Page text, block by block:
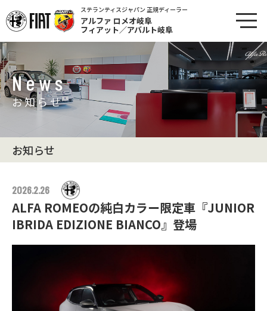
ステランティスジャパン 正規ディーラー
アルファ ロメオ岐阜
フィアット／アバルト岐阜
News
お知らせ
お知らせ
2026.2.26
ALFA ROMEOの純白カラー限定車『JUNIOR
IBRIDA EDIZIONE BIANCO』登場